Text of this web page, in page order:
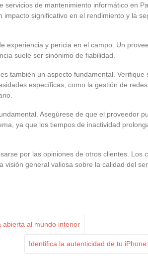
servicios de mantenimiento informático en
impacto significativo en el rendimiento y la
experiencia y pericia en el campo. Un
suele ser sinónimo de fiabilidad.
también un aspecto fundamental. Verifique
específicas, como la gestión de
Asegúrese de que el proveedor
ya que los tiempos de inactividad
por las opiniones de otros clientes. Los
visión general valiosa sobre la calidad del
abierta al mundo interior
Identifica la autenticidad de tu